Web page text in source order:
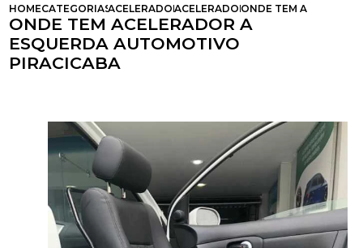
HOMECATEGORIASACELERADORES A ESQUERDA
ACELERADOR A ESQUERDA PARA
ONDE TEM
ONDE TEM ACELERADOR A
ESQUERDA AUTOMOTIVO
PIRACICABA